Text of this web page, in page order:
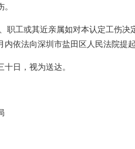
职工或其近亲属如对本认定工伤
依法向深圳市盐田区人民法院提起
日，视为送达。